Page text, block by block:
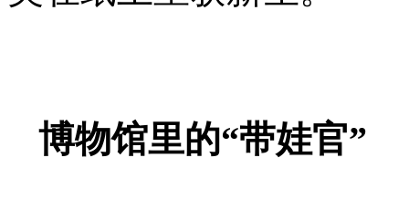
博物馆里的“带娃官”